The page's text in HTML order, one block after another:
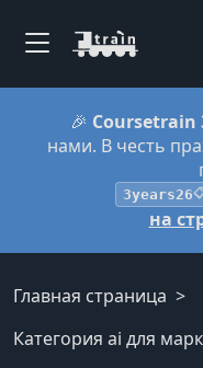
🎉 Coursetrain
нами. В честь
3years26
на
Главная страница
Категория ai для